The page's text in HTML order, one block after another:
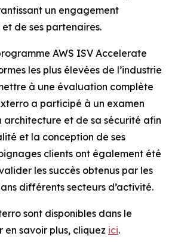
un engagement
et de ses partenaires.
AWS ISV Accelerate
les plus élevées de l’industrie
à une évaluation complète
a participé à un examen
architecture et de sa sécurité afin
et la conception de ses
clients ont également été
les succès obtenus par les
différents secteurs d’activité.
sont disponibles dans le
en savoir plus, cliquez ici.